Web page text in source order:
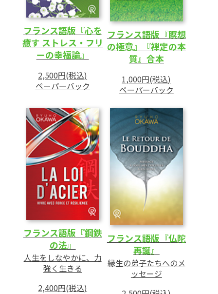
フランス語版『心を
癒す ストレス・フリ
ーの幸福論』
2,500円(税込)
ペーパーバック
フランス語版『瞑想
の極意』『禅定の本
質』合本
1,000円(税込)
ペーパーバック
フランス語版『鋼鉄
の法』
人生をしなやかに、力
強く生きる
2,400円(税込)
フランス語版『仏陀
再誕』
縁生の弟子たちへのメ
ッセージ